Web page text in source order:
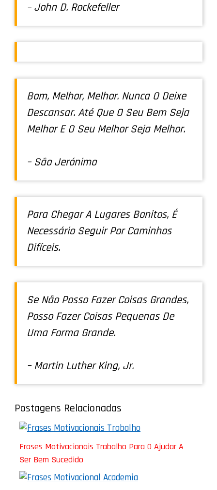
– John D. Rockefeller
Bom, Melhor, Melhor. Nunca O Deixe
Descansar. Até Que O Seu Bem Seja
Melhor E O Seu Melhor Seja Melhor.
– São Jerónimo
Para Chegar A Lugares Bonitos, É
Necessário Seguir Por Caminhos
Difíceis.
Se Não Posso Fazer Coisas Grandes,
Posso Fazer Coisas Pequenas De
Uma Forma Grande.
– Martin Luther King, Jr.
Postagens Relacionadas
Frases Motivacionais Trabalho Para O Ajudar A
Ser Bem Sucedido